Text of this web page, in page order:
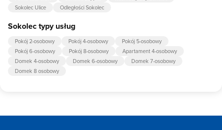
Sokolec Ulice
Odległości Sokolec
Sokolec typy usług
Pokój 2-osobowy Pokój 4-osobowy
Pokój 5-osobowy
Pokój 6-osobowy
Pokój 8-osobowy
Apartament 4-osobowy
Domek 4-osobowy
Domek 6-osobowy
Domek 7-osobowy
Domek 8 osobowy